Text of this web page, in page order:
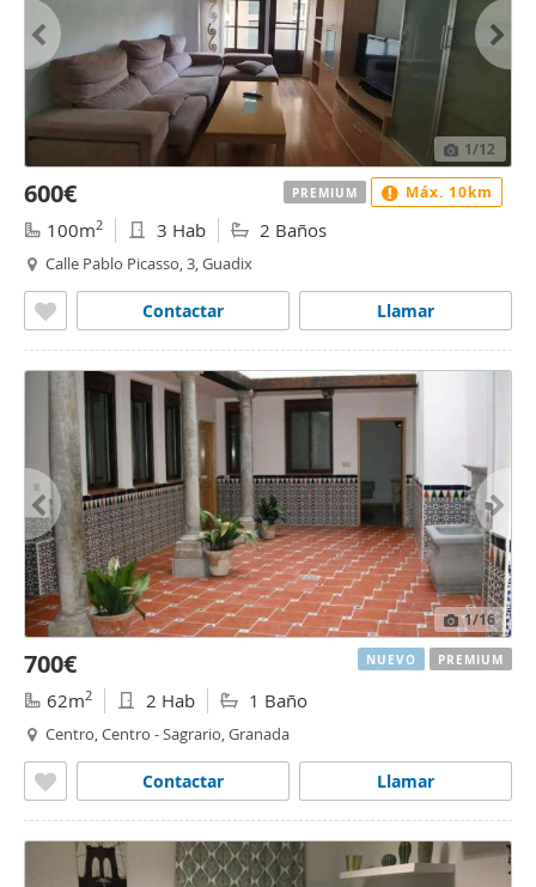
1/12
600€
100m2 3 Hab 2 Baños
Calle Pablo Picasso, 3, Guadix
Llamar
Contactar
PREMIUM Máx. 10km
1/16
700€
62m2 2 Hab 1 Baño
Centro, Centro - Sagrario, Granada
Llamar
Contactar
NUEVO PREMIUM